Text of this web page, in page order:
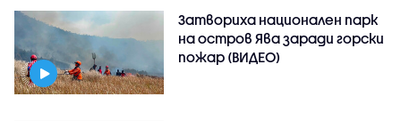
Затвориха национален парк
на остров Ява заради горски
пожар (ВИДЕО)